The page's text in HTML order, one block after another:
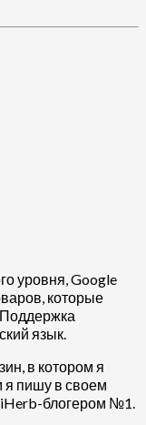
уровня, Google
которые
язык.
в котором я
я пишу в своем
iHerb-блогером №1.